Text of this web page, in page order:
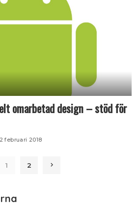
omarbetad design – stöd för
februari 2018
1 2